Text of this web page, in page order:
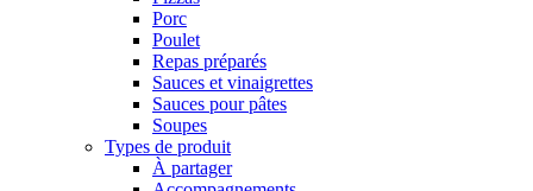
Porc
Poulet
Repas préparés
Sauces et vinaigrettes
Sauces pour pâtes
Soupes
Types de produit
À partager